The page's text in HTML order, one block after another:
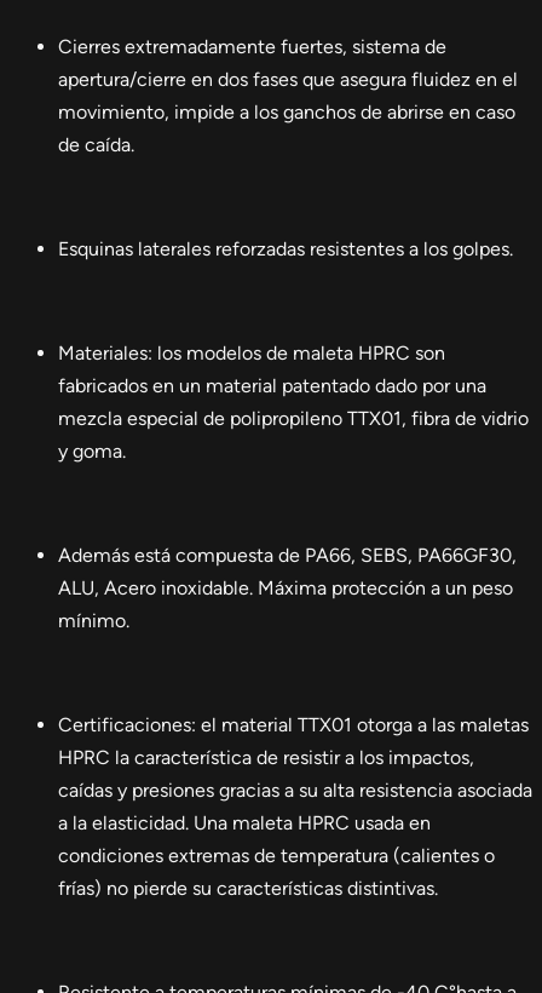
Cierres extremadamente fuertes, sistema de
apertura/cierre en dos fases que asegura fluidez en el
movimiento, impide a los ganchos de abrirse en caso
de caída.
Esquinas laterales reforzadas resistentes a los golpes.
Materiales: los modelos de maleta HPRC son
fabricados en un material patentado dado por una
mezcla especial de polipropileno TTX01, fibra de vidrio
y goma.
Además está compuesta de PA66, SEBS, PA66GF30,
ALU, Acero inoxidable. Máxima protección a un peso
mínimo.
Certificaciones: el material TTX01 otorga a las maletas
HPRC la característica de resistir a los impactos,
caídas y presiones gracias a su alta resistencia asociada
a la elasticidad. Una maleta HPRC usada en
condiciones extremas de temperatura (calientes o
frías) no pierde su características distintivas.